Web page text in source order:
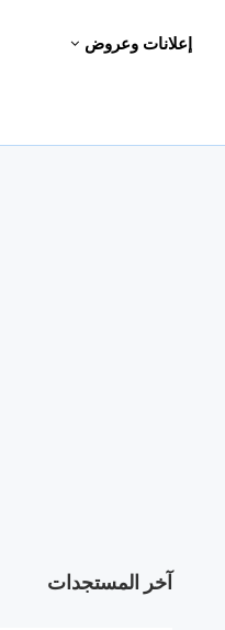
إعلانات وعروض
آخر المستجدات